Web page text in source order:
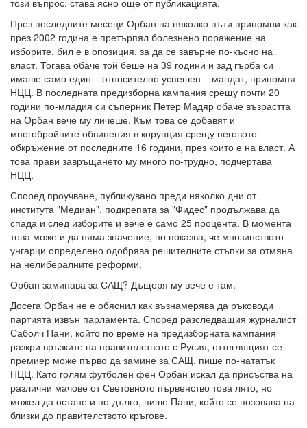
този въпрос, става ясно още от публикацията.
През последните месеци Орбан на няколко пъти припомни как
през 2002 година е претърпял болезнено поражение на
изборите, бил е в опозиция, за да се завърне по-късно на
власт. Тогава обаче той беше на 39 години и зад гърба си
имаше само един – относително успешен – мандат, припомня
НЦЦ. В последната предизборна кампания срещу почти 20
години по-младия си съперник Петер Мадяр обаче възрастта
на Орбан вече му личеше. Към това се добавят и
многобройните обвинения в корупция срещу неговото
обкръжение от последните 16 години, през които е на власт. А
това прави завръщането му много по-трудно, подчертава
НЦЦ.
Според проучване, публикувано преди няколко дни от
института "Медиан", подкрепата за "Фидес" продължава да
спада и след изборите и вече е само 25 процента. В момента
това може и да няма значение, но показва, че мнозинството
унгарци определено одобрява решителните стъпки за отмяна
на нелибералните реформи.
Орбан заминава за САЩ? Дъщеря му вече е там.
Досега Орбан не е обяснил как възнамерява да ръководи
партията извън парламента. Според разследващия журналист
Саболч Пани, който по време на предизборната кампания
разкри връзките на правителството с Русия, оттеглящият се
премиер може първо да замине за САЩ, пише по-нататък
НЦЦ. Като голям футболен фен Орбан искал да присъства на
различни мачове от Световното първенство това лято, но
можел да остане и по-дълго, пише Пани, който се позовава на
близки до правителството кръгове.